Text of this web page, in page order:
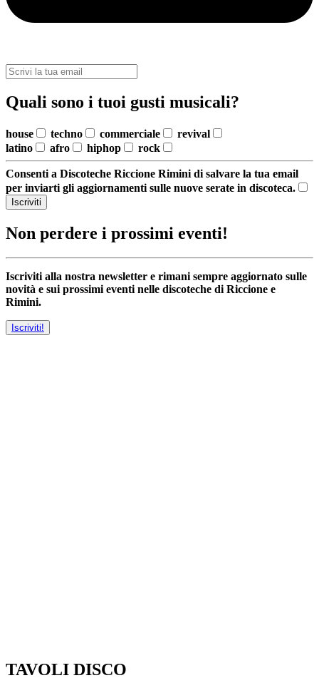
Quali sono i tuoi gusti musicali?
house techno commerciale
revival
latino
afro hiphop rock
Consenti a Discoteche Riccione Rimini di salvare la tua email
per inviarti gli aggiornamenti sulle nuove serate in discoteca.
Iscriviti
Non perdere i prossimi eventi!
Iscriviti alla nostra newsletter e rimani sempre aggiornato sulle
novità e sui prossimi eventi nelle discoteche di Riccione e
Rimini.
Iscriviti!
TAVOLI DISCO